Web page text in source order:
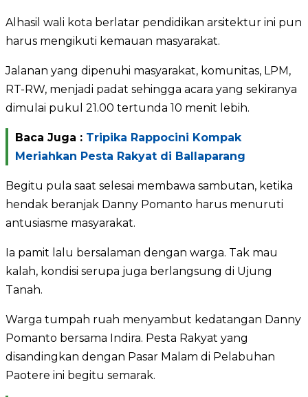
Alhasil wali kota berlatar pendidikan arsitektur ini pun
harus mengikuti kemauan masyarakat.
Jalanan yang dipenuhi masyarakat, komunitas, LPM,
RT-RW, menjadi padat sehingga acara yang sekiranya
dimulai pukul 21.00 tertunda 10 menit lebih.
Baca Juga : Tripika Rappocini Kompak
Meriahkan Pesta Rakyat di Ballaparang
Begitu pula saat selesai membawa sambutan, ketika
hendak beranjak Danny Pomanto harus menuruti
antusiasme masyarakat.
Ia pamit lalu bersalaman dengan warga. Tak mau
kalah, kondisi serupa juga berlangsung di Ujung
Tanah.
Warga tumpah ruah menyambut kedatangan Danny
Pomanto bersama Indira. Pesta Rakyat yang
disandingkan dengan Pasar Malam di Pelabuhan
Paotere ini begitu semarak.